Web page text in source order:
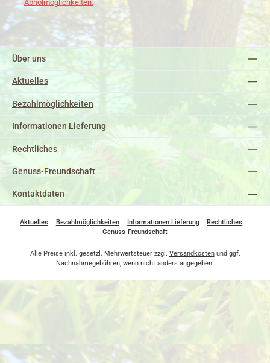
Abholmöglichkeiten.
Über uns
Aktuelles
Bezahlmöglichkeiten
Informationen Lieferung
Rechtliches
Genuss-Freundschaft
Kontaktdaten
Aktuelles Bezahlmöglichkeiten Informationen Lieferung
Rechtliches
Genuss-Freundschaft
Alle Preise inkl. gesetzl. Mehrwertsteuer zzgl. Versandkostenund ggf.
Nachnahmegebühren, wenn nicht anders angegeben.